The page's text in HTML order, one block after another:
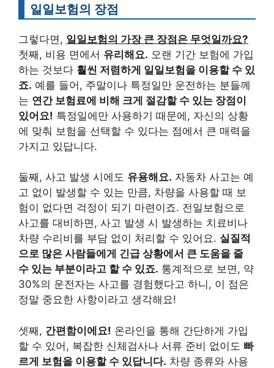
일일보험의 장점
그렇다면, 일일보험의 가장 큰 장점은 무엇일까요?
첫째, 비용 면에서 유리해요. 오랜 기간 보험에 가입
하는 것보다 훨씬 저렴하게 일일보험을 이용할 수 있
죠. 예를 들어, 주말이나 특정일만 운전하는 분들께
는 연간 보험료에 비해 크게 절감할 수 있는 장점이
있어요! 특정일에만 사용하기 때문에, 자신의 상황
에 맞춰 보험을 선택할 수 있다는 점에서 큰 매력을
가지고 있답니다.
둘째, 사고 발생 시에도 유용해요. 자동차 사고는 예
고 없이 발생할 수 있는 만큼, 차량을 사용할 때 보
험이 없다면 걱정이 되기 마련이죠. 전일보험으로
사고를 대비하면, 사고 발생 시 발생하는 치료비나
차량 수리비를 부담 없이 처리할 수 있어요. 실질적
으로 많은 사람들에게 긴급 상황에서 큰 도움을 줄
수 있는 부분이라고 할 수 있죠. 통계적으로 보면, 약
30%의 운전자는 사고를 경험했다고 하니, 이 점은
정말 중요한 사항이라고 생각해요!
셋째, 간편함이에요! 온라인을 통해 간단하게 가입
할 수 있어, 복잡한 신체검사나 서류 준비 없이도 빠
르게 보험을 이용할 수 있답니다. 차량 종류와 사용